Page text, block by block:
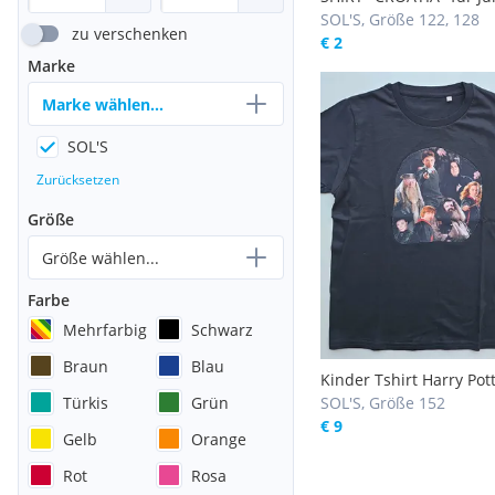
zu verschenken
Marke
Marke wählen...
SOL'S
Zurücksetzen
Größe
Größe wählen...
Farbe
Mehrfarbig
Schwarz
Braun
Blau
Türkis
Grün
Gelb
Orange
Rot
Rosa
SOL'S, Größe 122, 128
€ 2
Kinder Tshirt Harry
schwarz
SOL'S, Größe 152
€ 9